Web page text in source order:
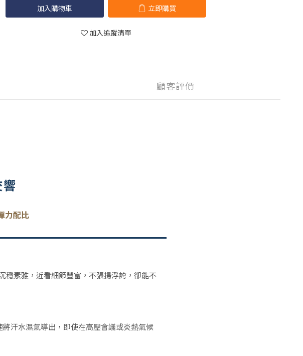
加入購物車 立即購買
加入追蹤清單
顧客評價
力配比
穩素雅，近看細節豐富，不張揚浮誇，卻能不
將汗水濕氣導出，即使在高壓會議或炎熱氣候